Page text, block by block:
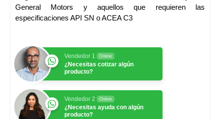
General Motors y aquellos que requieren las
especificaciones API SN o ACEA C3
Vendedor 1 Online
¿Necesitas cotizar algún
producto?
Vendedor 2 Online
¿Necesitas ayuda con algún
producto?